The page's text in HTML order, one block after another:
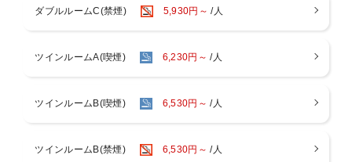
※貸切風呂のご利用は15:00～翌3:00は45分の先着予約制、深夜3:00
・Wi-Fi接続無料/冷蔵庫(中身は空)/ 個別空調エアコン/洗浄機付トイレ/
空気清浄機
【館内設備】
ダブルルームC(禁煙) 5,930円～ /人
ツインルームA(喫煙) 6,230円～ /人
ツインルームB(喫煙) 6,530円～ /人
ツインルームB(禁煙) 6,530円～ /人